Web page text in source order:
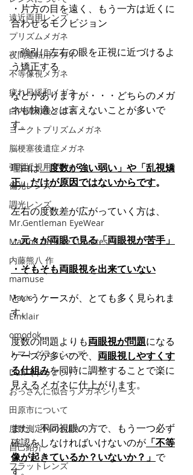
遠近両用レンズ
プリズムメガネ
夜間運転用メガネ
不等像視メガネ
疲れ目緩和メガネ
白内障術後メガネ
ヨークトプリズムメガネ
脳梗塞後遺症メガネ
強度近視用メガネ
偏光レンズ
調光レンズ
Mr.Gentleman EyeWear
Maison de luxe Lunettes
内藤熊八 作
mamuse
Maxis
Einklair
omodok
トマトグラッシーズ
Dun（ドゥアン）
おっさんに似合うメガネシリーズ
田原市について
度数測定時のお願い
自己紹介
フラットレンズ
・片方の目を遠く、もう一方は近くに
合わせるモノビジョン
・強引に左右の眼を正視に近づけるよ
う矯正する
などがありますが・・・どちらのメガ
ネも快適とは言えないことが多いで
す。
理由は「度数が強い弱い」や「乱視矯
正」だけが原因ではないからです。
左右の度数差が広がっていく方は、
・元々が両眼で見る「両眼視が苦手」
・そもそも両眼視を出来ていない
というケースが、とても多く見られま
す。
度数の問題よりも両眼視が問題になる
ケースが多いので、 両眼視しやすくす
る仕組みを同時に調整することで楽に
見えるメガネに仕上がります。
また、不同視眼の方で、もう一つ必ず
確認をしなければいけないのが 「不等
像が起きているか？いないか？」 で
す。